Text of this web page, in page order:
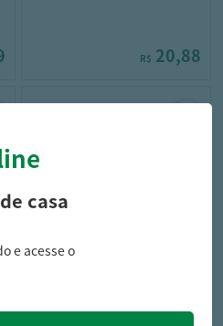
R$ 20,88
casa
e acesse o